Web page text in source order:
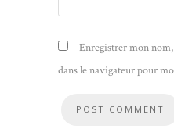
Enregistrer mon
dans le navigateur pour